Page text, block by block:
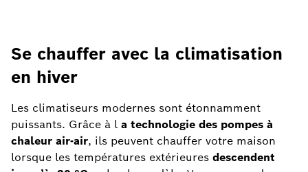
Se chauffer avec la climatisation
en hiver
Les climatiseurs modernes sont étonnamment
puissants. Grâce à l a technologie des pompes à
chaleur air-air, ils peuvent chauffer votre maison
lorsque les températures extérieures descendent